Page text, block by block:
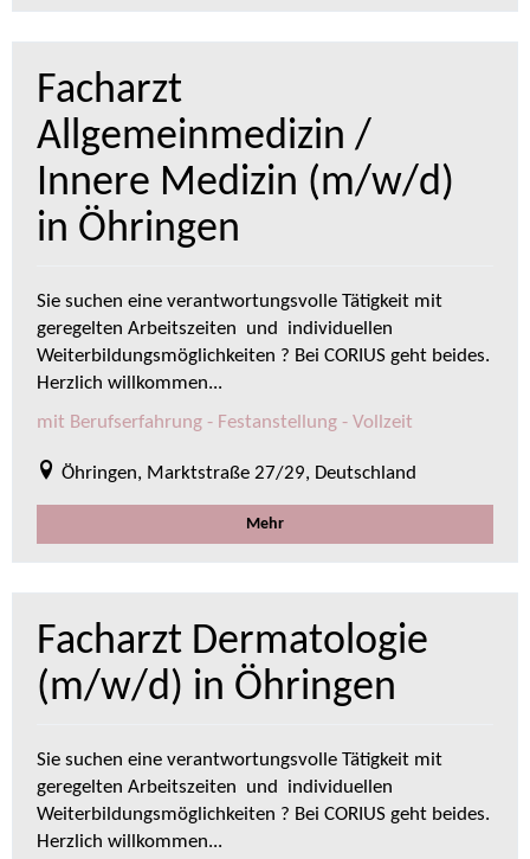
Facharzt
Allgemeinmedizin /
Innere Medizin (m/w/d)
in Öhringen
Sie suchen eine verantwortungsvolle Tätigkeit mit
geregelten Arbeitszeiten und individuellen
Weiterbildungsmöglichkeiten ? Bei CORIUS geht beides.
Herzlich willkommen...
mit Berufserfahrung - Festanstellung - Vollzeit
Öhringen, Marktstraße 27/29, Deutschland
Mehr
Facharzt Dermatologie
(m/w/d) in Öhringen
Sie suchen eine verantwortungsvolle Tätigkeit mit
geregelten Arbeitszeiten und individuellen
Weiterbildungsmöglichkeiten ? Bei CORIUS geht beides.
Herzlich willkommen...